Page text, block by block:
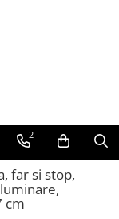
2
far si stop,
cm